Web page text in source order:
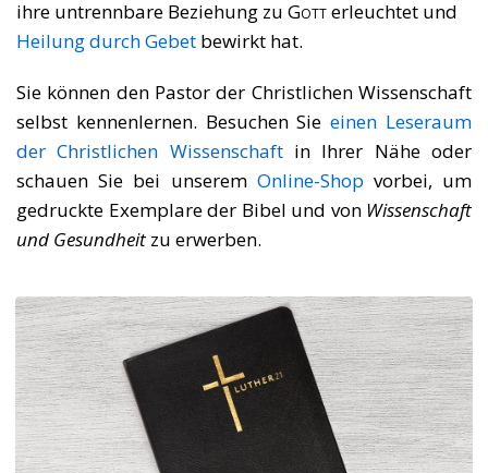
ihre untrennbare Beziehung zu Gotterleuchtet und
Heilung durch Gebet bewirkt hat.
Sie können den Pastor der Christlichen Wissenschaft
selbst kennenlernen. Besuchen Sieeinen Leseraum
der Christlichen Wissenschaftin Ihrer Nähe oder
schauen Sie bei unserem Online-Shop vorbei, um
gedruckte Exemplare der Bibel und von Wissenschaft
und Gesundheit zu erwerben.